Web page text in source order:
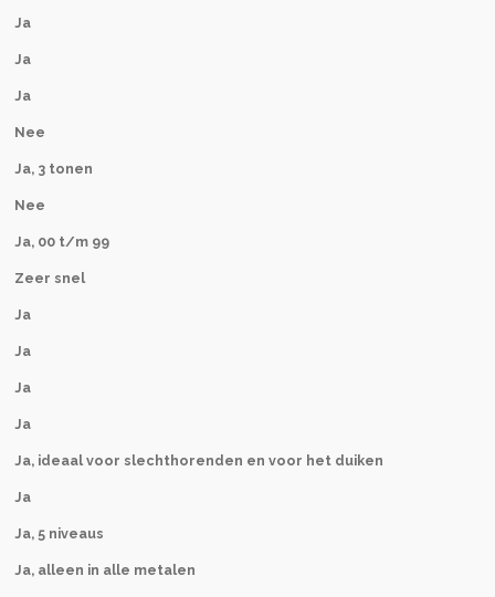
Ja
Ja
Ja
Nee
Ja, 3 tonen
Nee
Ja, 00 t/m 99
Zeer snel
Ja
Ja
Ja
Ja
Ja, ideaal voor slechthorenden en voor het duiken
Ja
Ja, 5 niveaus
Ja, alleen in alle metalen